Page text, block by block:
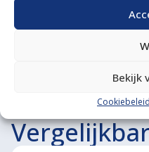
Bekijk
Cookiebeleid